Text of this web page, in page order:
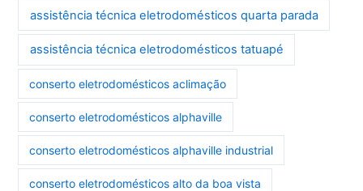
assistência técnica eletrodomésticos quarta parada
assistência técnica eletrodomésticos tatuapé
conserto eletrodomésticos aclimação
conserto eletrodomésticos alphaville
conserto eletrodomésticos alphaville industrial
conserto eletrodomésticos alto da boa vista